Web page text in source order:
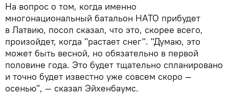
На вопрос о том, когда именно
многонациональный батальон НАТО прибудет
в Латвию, посол сказал, что это, скорее всего,
произойдет, когда "растает снег". "Думаю, это
может быть весной, но обязательно в первой
половине года. Это будет тщательно спланировано
и точно будет известно уже совсем скоро —
осенью", — сказал Эйхенбаумс.